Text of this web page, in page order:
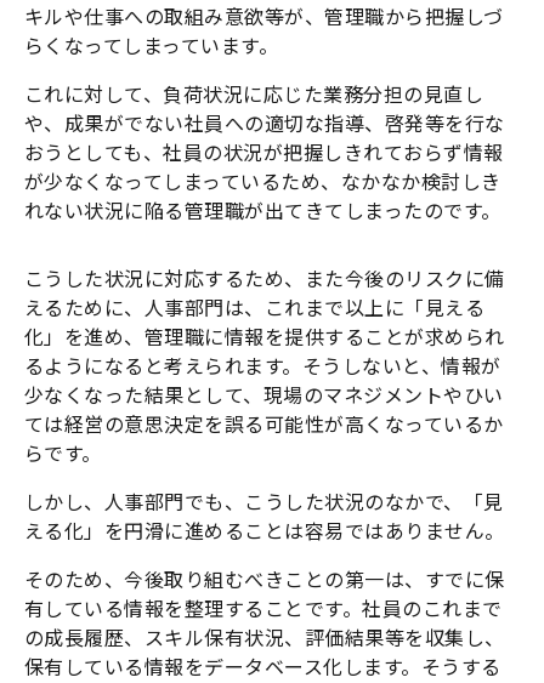
キルや仕事への取組み意欲等が、管理職から把握しづ
らくなってしまっています。
これに対して、負荷状況に応じた業務分担の見直し
や、成果がでない社員への適切な指導、啓発等を行な
おうとしても、社員の状況が把握しきれておらず情報
が少なくなってしまっているため、なかなか検討しき
れない状況に陥る管理職が出てきてしまったのです。
こうした状況に対応するため、また今後のリスクに備
えるために、人事部門は、これまで以上に「見える
化」を進め、管理職に情報を提供することが求められ
るようになると考えられます。そうしないと、情報が
少なくなった結果として、現場のマネジメントやひい
ては経営の意思決定を誤る可能性が高くなっているか
らです。
しかし、人事部門でも、こうした状況のなかで、「見
える化」を円滑に進めることは容易ではありません。
そのため、今後取り組むべきことの第一は、すでに保
有している情報を整理することです。社員のこれまで
の成長履歴、スキル保有状況、評価結果等を収集し、
保有している情報をデータベース化します。そうする